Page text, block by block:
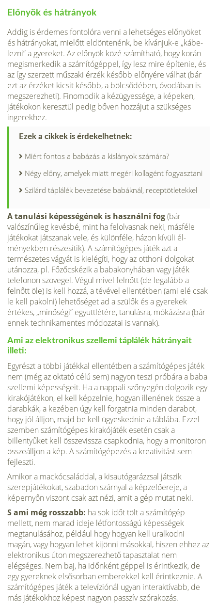
Előnyök és hátrányok
Addig is érdemes fontolóra venni a lehetséges előnyöket
és hátrányokat, mi­előtt eldöntenénk, be kívánjuk-e „kábe­
lezni” a gyereket. Az előnyök közé szá­mítható, hogy korán
megismerkedik a számítógéppel, így lesz mire építenie, és
az így szerzett műszaki érzék később előnyére válhat (bár
ezt az érzéket kicsit később, a bölcsődében, óvodában is
meg­szerezheti). Finomodik a kézügyessége, a képeken,
játékokon keresztül pedig bőven hozzájut a szükséges
ingerekhez.
Ezek a cikkek is érdekelhetnek:
Miért fontos a babázás a kislányok számára?
Négy előny, amelyek miatt megéri kollagént fogyasztani
Szilárd táplálék bevezetése babáknál, receptötletekkel
A tanulási képességének is használni fog(bár
valószínűleg kevésbé, mint ha fel­olvasnak neki, másféle
játékokat játsza­nak vele, és különféle, házon kívüli él­
ményekben részesítik). A számítógépes játék azt a
természetes vágyát is kielégí­ti, hogy az otthoni dolgokat
utánozza, pl. Főzőcskézik a babakonyhában vagy játék
telefonon szövegel. Végül mivel fel­nőtt (de legalább a
felnőtt öle) is kell hozzá, a tévével ellentétben (ami elé csak
le kell pakolni) lehetőséget ad a szülők és a gyerekek
értékes, „minőségi” együtt­létére, tanulásra, mókázásra (bár
ennek technikamentes módozatai is vannak).
Ami az elektronikus szellemi táplá­lék hátrányait
illeti:
Egyrészt a többi já­tékkal ellentétben a számítógépes játék
nem (még az oktató célú sem) nagyon teszi próbára a baba
szellemi képessé­geit. Ha a nappali szőnyegén dolgozik egy
kirakójátékon, el kell képzelnie, hogyan illenének össze a
darabkák, a kezében úgy kell forgatnia minden darabot,
hogy jól álljon, majd be kell ügyeskednie a táb­lába. Ezzel
szemben számítógépes kira­kójáték esetén csak a
billentyűket kell összevissza csapkodnia, hogy a monito­ron
összeálljon a kép. A számítógépezés a kreativitást sem
fejleszti.
Amikor a mackócsaláddal, a kisautógarázzsal ját­szik
szerepjátékokat, szabadon szárnyal a képzelőereje, a
képernyőn viszont csak azt nézi, amit a gép mutat neki.
S ami még rosszabb: ha sok időt tölt a számító­gép
mellett, nem marad ideje létfontossá­gú képességek
megtanulásához, például hogy hogyan kell uralkodni
magán, vagy hogyan lehet kijönni másokkal, hiszen ehhez az
elektronikus úton megszerezhe­tő tapasztalat nem
elégséges. Nem baj, ha időnként géppel is érintkezik, de
egy gyereknek elsősorban emberekkel kell érintkeznie. A
számítógépes játék a te­levíziónál ugyan interaktívabb, de
más játékokhoz képest nagyon passzív szó­rakozás.